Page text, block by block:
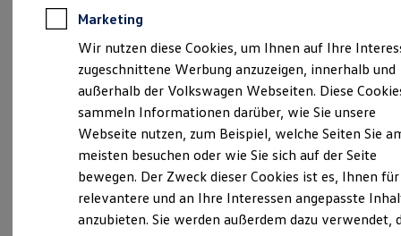
Elektroautos
ID. Tutorials
Elektrofahrzeugkonzepte
Reichweite
Reichweite der ID. Modelle
Reichweite im Winter
Laden
Laden unterwegs
Laden Zuhause
Ladestationen finden
Ladezeitensimulator
Batterie
info@gotthard-fredenbeck.de
Montag
Sonntag
Geschlossen
Ansprechpartner
Marketing
Wir nutzen diese Cookies, um Ihnen auf Ihre
zugeschnittene Werbung anzuzeigen, innerhalb und
außerhalb der Volkswagen Webseiten. Diese
sammeln Informationen darüber, wie Sie unsere
Webseite nutzen, zum Beispiel, welche Seiten Sie
meisten besuchen oder wie Sie sich auf der Seite
bewegen. Der Zweck dieser Cookies ist es, Ihnen für
relevantere und an Ihre Interessen angepasste
anzubieten. Sie werden außerdem dazu verwendet,